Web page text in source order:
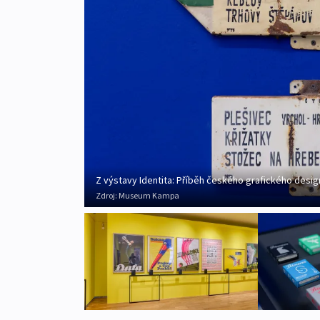
Z výstavy Identita: Příběh českého grafického
Zdroj: Museum Kampa